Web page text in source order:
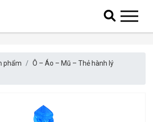
phẩm
Ô – Áo – Mũ – Thẻ hành lý